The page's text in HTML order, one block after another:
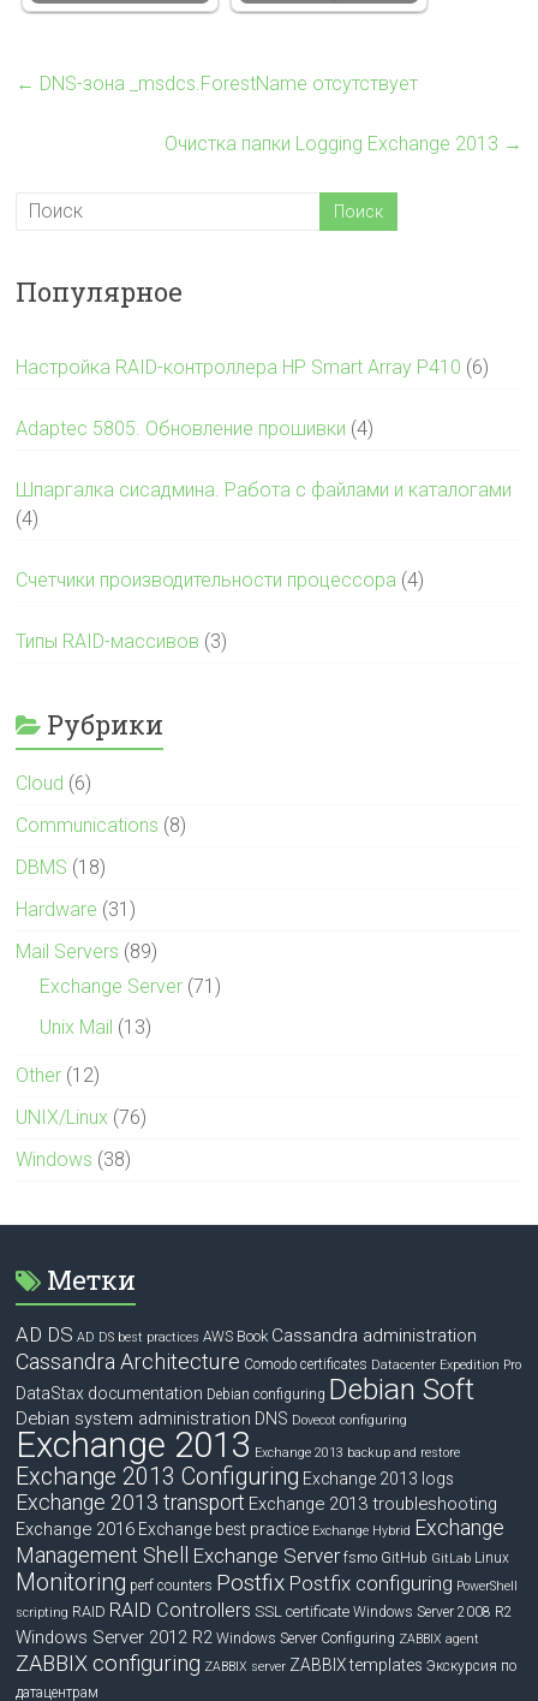
← DNS-зона _msdcs.ForestName отсутствует
Очистка папки Logging Exchange 2013 →
Популярное
Настройка RAID-контроллера HP Smart Array P410 (6)
Adaptec 5805. Обновление прошивки (4)
Шпаргалка сисадмина. Работа с файлами и каталогами
(4)
Счетчики производительности процессора (4)
Типы RAID-массивов (3)
Рубрики
Cloud (6)
Communications (8)
DBMS (18)
Hardware (31)
Mail Servers (89)
Exchange Server (71)
Unix Mail (13)
Other (12)
UNIX/Linux (76)
Windows (38)
Метки
AD DS AD DS best practices AWS Book Cassandra administration
Cassandra Architecture Comodo certificates Datacenter Expedition Pro
DataStax documentation Debian configuring Debian Soft
Debian system administration DNS Dovecot configuring
Exchange 2013 Exchange 2013 backup and restore
Exchange 2013 Configuring Exchange 2013 logs
Exchange 2013 transport Exchange 2013 troubleshooting
Exchange 2016 Exchange best practice Exchange Hybrid Exchange
Management Shell
Exchange Server fsmo GitHub GitLab Linux
Monitoring perf counters Postfix Postfix configuring PowerShell
scripting RAID RAID Controllers SSL certificate Windows Server 2008 R2
Windows Server 2012 R2 Windows Server Configuring ZABBIX agent
ZABBIX configuring ZABBIX server ZABBIX templates Экскурсия по
датацентрам